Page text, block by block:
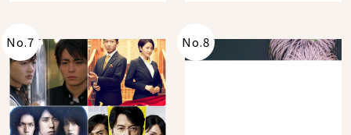
No.7 No.8